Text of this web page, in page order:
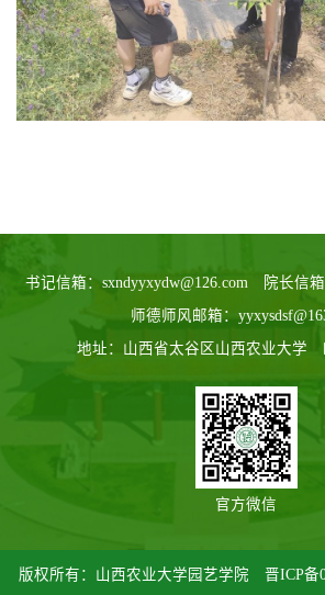
书记信箱：sxndyyxydw@126.com 院长信箱
师德师风邮箱：
地址：山西省太谷区山西农业大学
官方微信
版权所有：山西农业大学园艺学院 晋ICP备